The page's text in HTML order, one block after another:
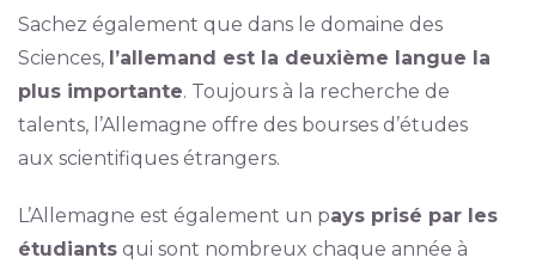
Sachez également que dans le domaine des
Sciences, l’allemand est la deuxième langue la
plus importante. Toujours à la recherche de
talents, l’Allemagne offre des bourses d’études
aux scientifiques étrangers.
L’Allemagne est également un pays prisé par les
étudiantsqui sont nombreux chaque année à